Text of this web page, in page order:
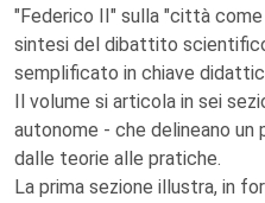
"Federico II" sulla "città
sintesi del dibattito
semplificato in chiave
Il volume si articola in sei
autonome - che delineano
dalle teorie alle pratiche.
La prima sezione illustra, in